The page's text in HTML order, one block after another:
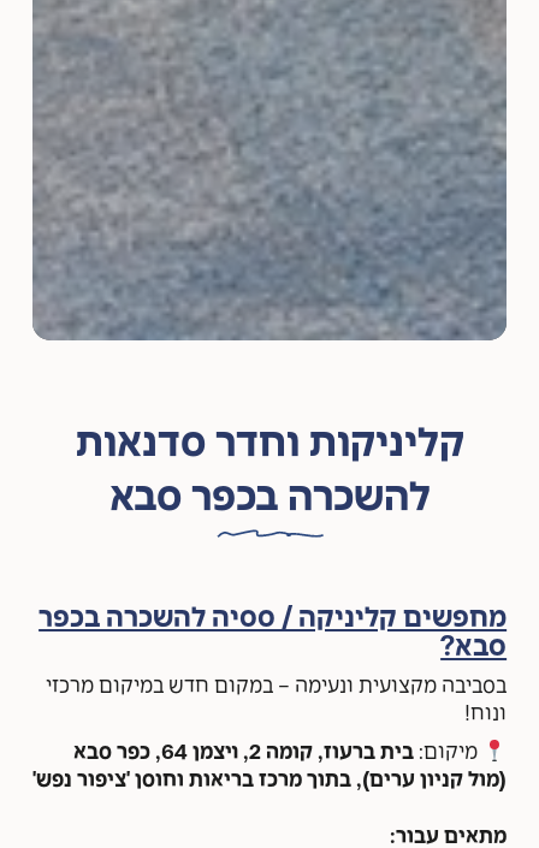
קליניקות וחדר סדנאות
להשכרה בכפר סבא
מחפשים קליניקה / ססיה להשכרה בכפר
סבא?
בסביבה מקצועית ונעימה – במקום חדש במיקום מרכזי
ונוח!
מיקום:
בית ברעוז, קומה 2, ויצמן 64, כפר סבא
(מול קניון ערים), בתוך מרכז בריאות וחוסן 'ציפור נפש'
מתאים עבור: